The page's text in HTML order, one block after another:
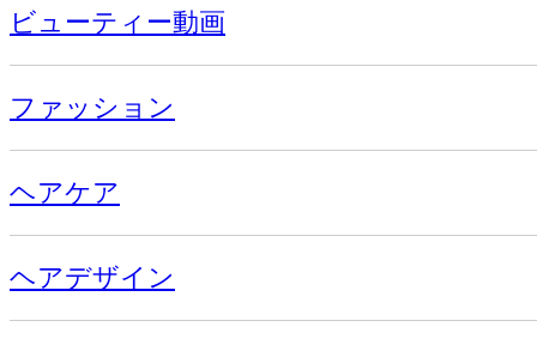
ビューティー動画
ファッション
ヘアケア
ヘアデザイン